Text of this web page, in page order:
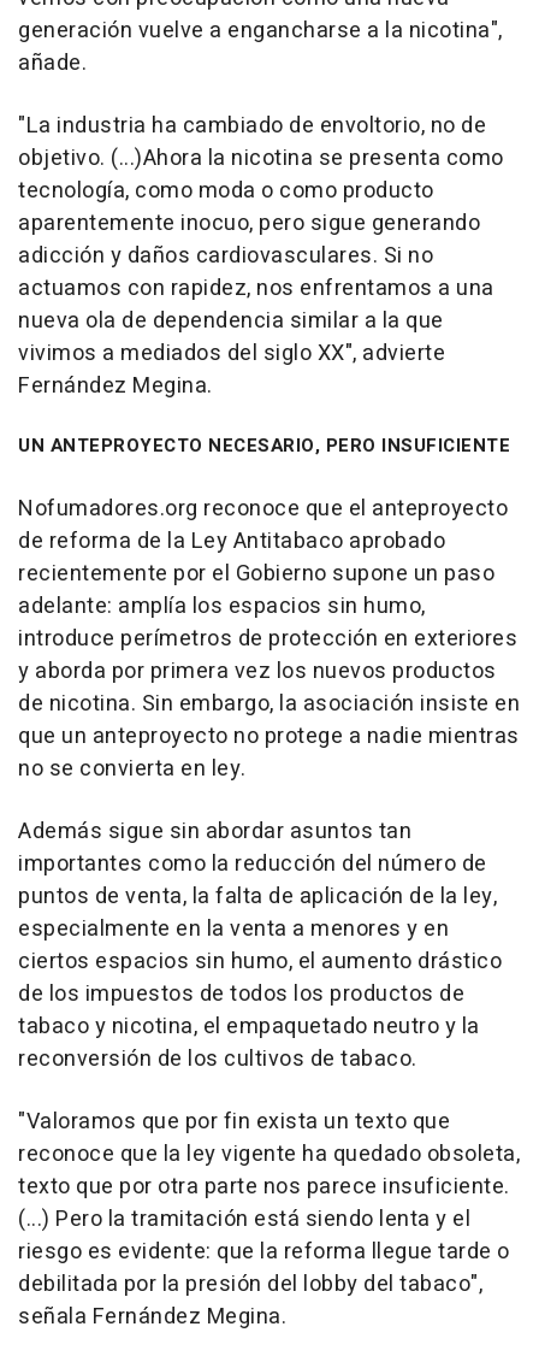
generación vuelve a engancharse a la nicotina",
añade.
"La industria ha cambiado de envoltorio, no de
objetivo. (...)Ahora la nicotina se presenta como
tecnología, como moda o como producto
aparentemente inocuo, pero sigue generando
adicción y daños cardiovasculares. Si no
actuamos con rapidez, nos enfrentamos a una
nueva ola de dependencia similar a la que
vivimos a mediados del siglo XX", advierte
Fernández Megina.
UN ANTEPROYECTO NECESARIO, PERO INSUFICIENTE
Nofumadores.org reconoce que el anteproyecto
de reforma de la Ley Antitabaco aprobado
recientemente por el Gobierno supone un paso
adelante: amplía los espacios sin humo,
introduce perímetros de protección en exteriores
y aborda por primera vez los nuevos productos
de nicotina. Sin embargo, la asociación insiste en
que un anteproyecto no protege a nadie mientras
no se convierta en ley.
Además sigue sin abordar asuntos tan
importantes como la reducción del número de
puntos de venta, la falta de aplicación de la ley,
especialmente en la venta a menores y en
ciertos espacios sin humo, el aumento drástico
de los impuestos de todos los productos de
tabaco y nicotina, el empaquetado neutro y la
reconversión de los cultivos de tabaco.
"Valoramos que por fin exista un texto que
reconoce que la ley vigente ha quedado obsoleta,
texto que por otra parte nos parece insuficiente.
(...) Pero la tramitación está siendo lenta y el
riesgo es evidente: que la reforma llegue tarde o
debilitada por la presión del lobby del tabaco",
señala Fernández Megina.